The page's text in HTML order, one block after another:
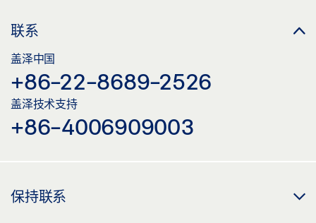
联系
盖泽中国
+86-22-8689-2526
盖泽技术支持
+86-4006909003
保持联系